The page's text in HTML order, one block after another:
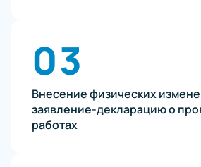
03
Внесение физических
заявление-декларацию о
работах